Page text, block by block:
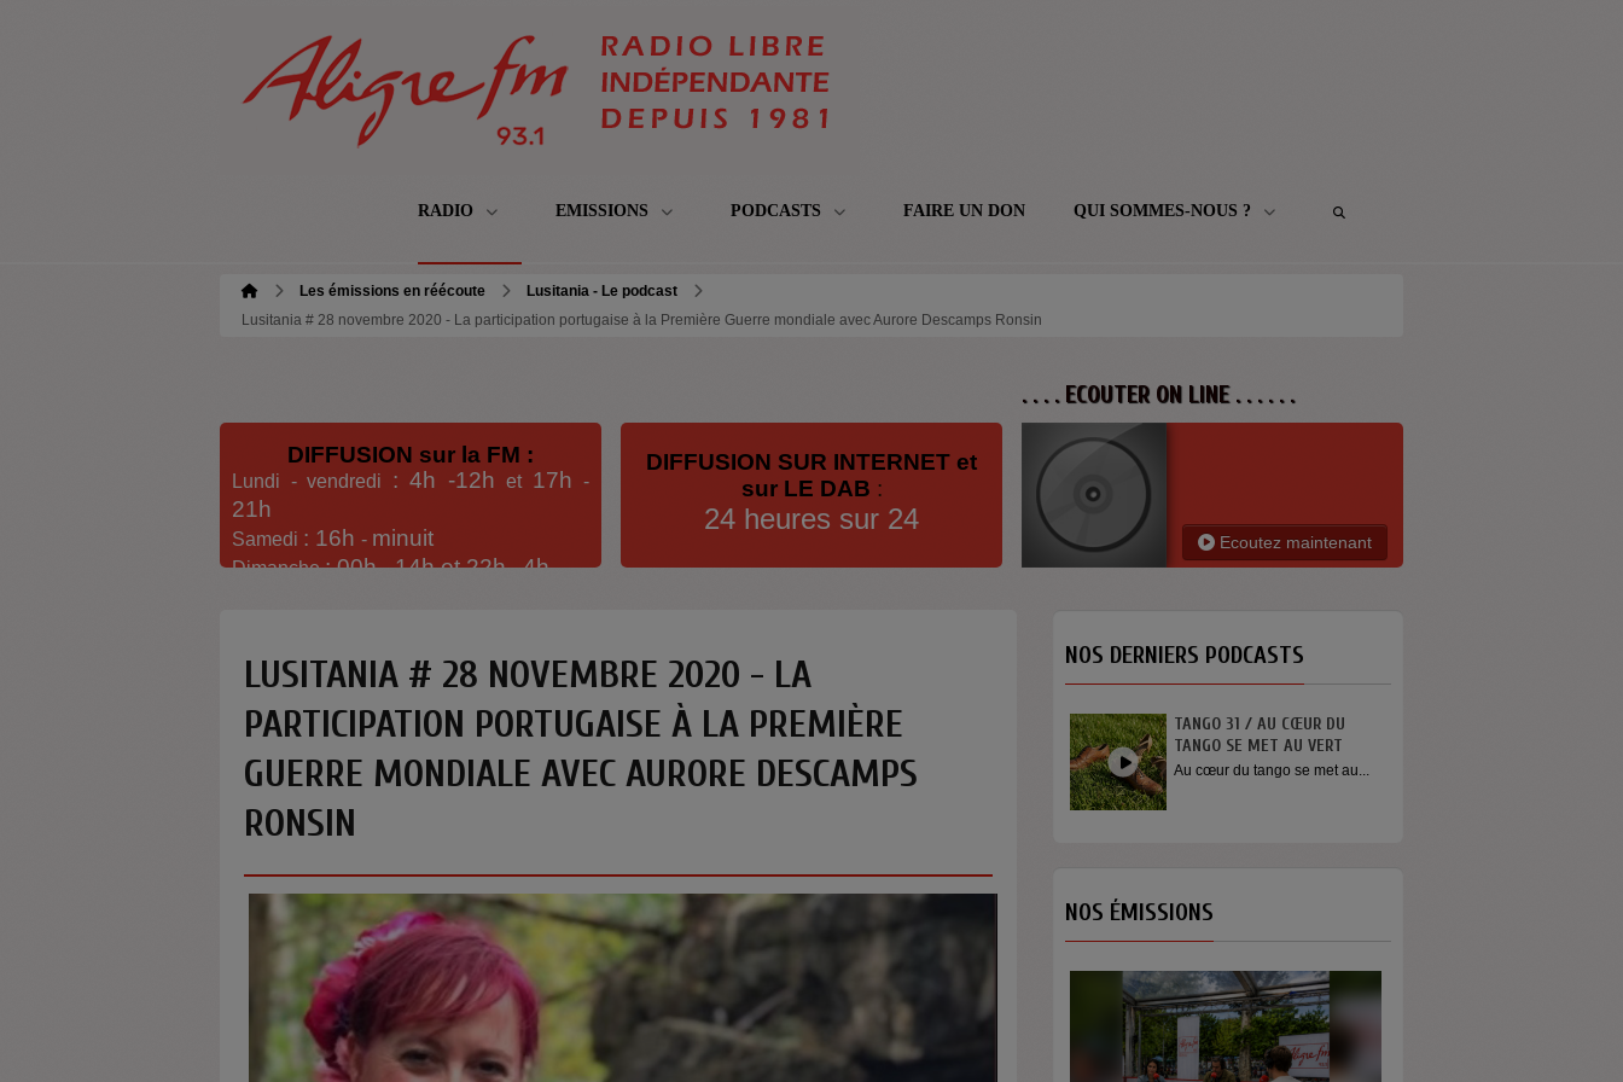
RADIO EMISSIONS PODCASTS FAIRE UN DON QUI SOMMES-NOUS ?
Les émissions en réécoute
Lusitania - Le podcast
Lusitania # 28 novembre 2020 - La participation portugaise à la Première Guerre mondiale avec Aurore Descamps Ronsin
DIFFUSION sur la FM :
Lundi - vendredi : 4h -12h et 17h -
21h
Samedi : 16h - minuit
Dimanche: 00h -14h et 22h-4h
DIFFUSION SUR INTERNET et
sur LE DAB :
24 heures sur 24
. . . . ECOUTER ON LINE . . . . . .
Ecoutez maintenant
LUSITANIA # 28 NOVEMBRE 2020 - LA
PARTICIPATION PORTUGAISE À LA PREMIÈRE
GUERRE MONDIALE AVEC AURORE DESCAMPS
RONSIN
NOS DERNIERS PODCASTS
TANGO 31 / AU CŒUR DU
TANGO SE MET AU VERT
Au cœur du tango se met au...
NOS ÉMISSIONS